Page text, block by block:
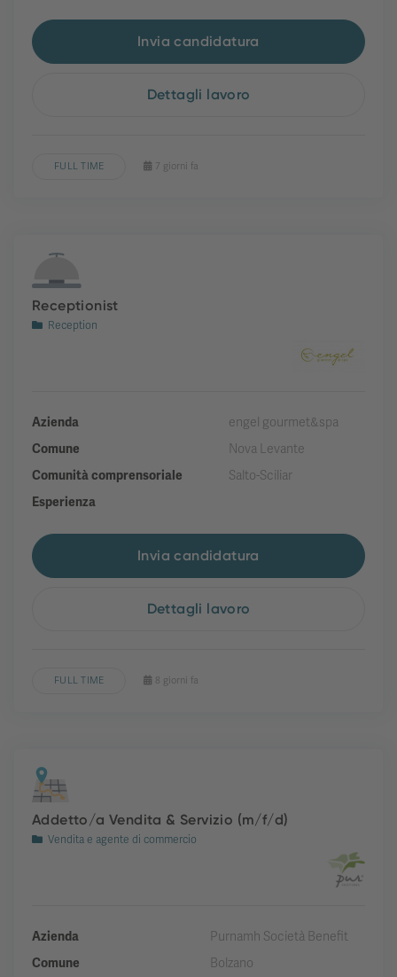
Invia candidatura
Dettagli lavoro
FULL TIME 7 giorni fa
Receptionist
Reception
Azienda
engel gourmet&spa
Comune
Nova Levante
Comunità comprensoriale
Salto-Sciliar
Esperienza
Invia candidatura
Dettagli lavoro
FULL TIME 8 giorni fa
Addetto/a Vendita & Servizio (m/f/d)
Vendita e agente di commercio
Azienda
Purnamh Società Benefit
Comune
Bolzano